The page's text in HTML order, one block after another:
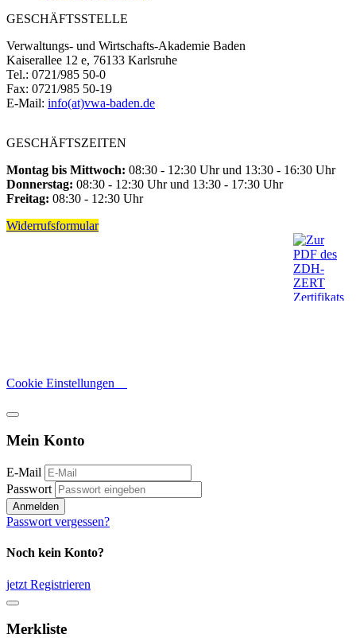
GESCHÄFTSSTELLE
Verwaltungs- und Wirtschafts-Akademie Baden
Kaiserallee 12 e, 76133 Karlsruhe
Tel.: 0721/985 50-0
Fax: 0721/985 50-19
E-Mail: info(at)vwa-baden.de
GESCHÄFTSZEITEN
Montag bis Mittwoch: 08:30 - 12:30 Uhr und 13:30 - 16:30 Uhr
Donnerstag: 08:30 - 12:30 Uhr und 13:30 - 17:30 Uhr
Freitag: 08:30 - 12:30 Uhr
Widerrufsformular
Cookie Einstellungen
Mein Konto
E-Mail
Passwort
Anmelden
Passwort vergessen?
Noch kein Konto?
jetzt Registrieren
Merkliste